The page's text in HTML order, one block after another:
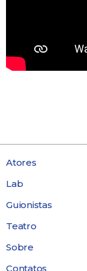
Atores
Lab
Guionistas
Teatro
Sobre
Contatos